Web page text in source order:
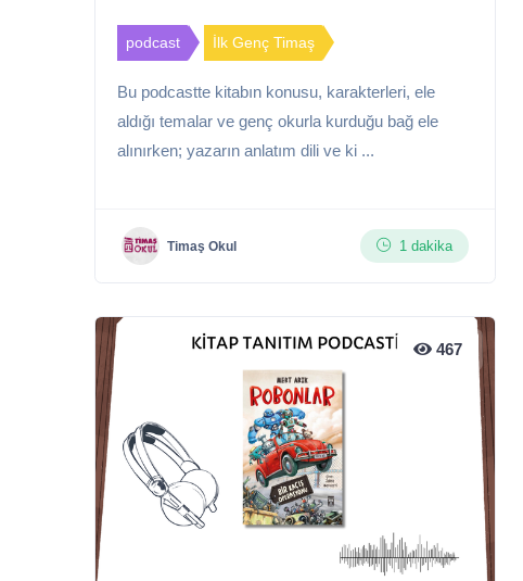
podcast İlk Genç Timaş
Bu podcastte kitabın konusu, karakterleri, ele
aldığı temalar ve genç okurla kurduğu bağ ele
alınırken; yazarın anlatım dili ve ki ...
Timaş Okul 1 dakika
467